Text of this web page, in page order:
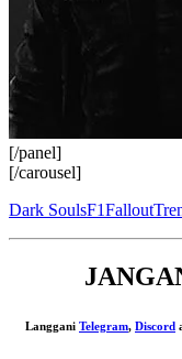
[/panel]
[/carousel]
Dark SoulsF1Fallout
Langgani Telegram, Discord